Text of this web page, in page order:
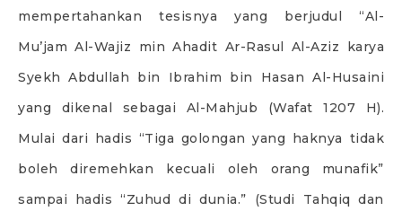
mempertahankan tesisnya yang berjudul “Al-
Mu’jam Al-Wajiz min Ahadit Ar-Rasul Al-Aziz karya
Syekh Abdullah bin Ibrahim bin Hasan Al-Husaini
yang dikenal sebagai Al-Mahjub (Wafat 1207 H).
Mulai dari hadis “Tiga golongan yang haknya tidak
boleh diremehkan kecuali oleh orang munafik”
sampai hadis “Zuhud di dunia.” (Studi Tahqiq dan